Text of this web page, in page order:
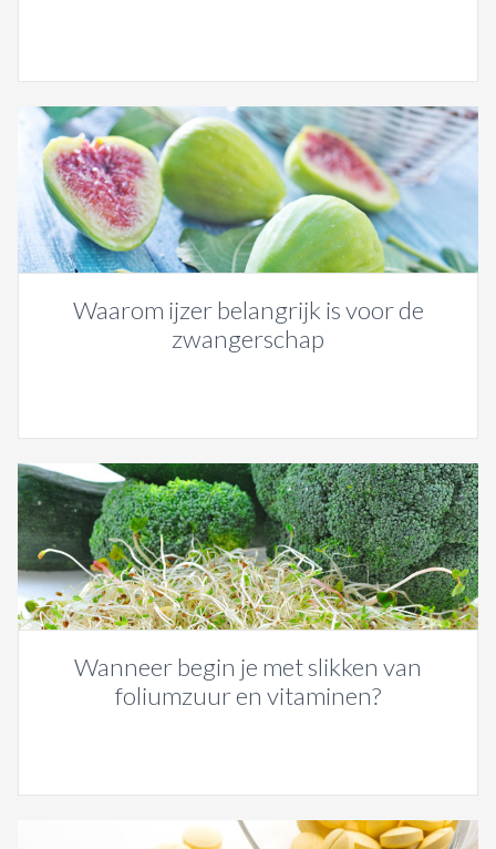
Waarom ijzer belangrijk is voor de
zwangerschap
Wanneer begin je met slikken van
foliumzuur en vitaminen?